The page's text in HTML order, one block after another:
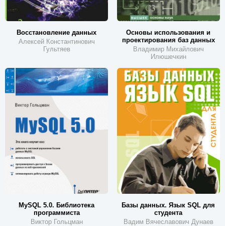
Восстановление данных
Алексей Константинович
Гультяев
Основы использования и
проектирования баз данных
Владимир Михайлович
Илюшечкин
MySQL 5.0. Библиотека
программиста
Виктор Гольцман
Базы данных. Язык SQL для
студента
Вадим Вячеславович Дунаев